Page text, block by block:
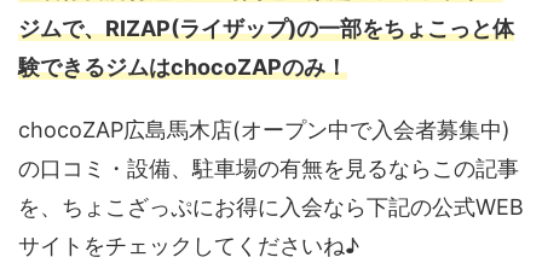
ジムで、RIZAP(ライザップ)の一部をちょこっと体
験できるジムはchocoZAPのみ！
chocoZAP広島馬木店(オープン中で入会者募集中)
の口コミ・設備、駐車場の有無を見るならこの記事
を、ちょこざっぷにお得に入会なら下記の公式WEB
サイトをチェックしてくださいね♪